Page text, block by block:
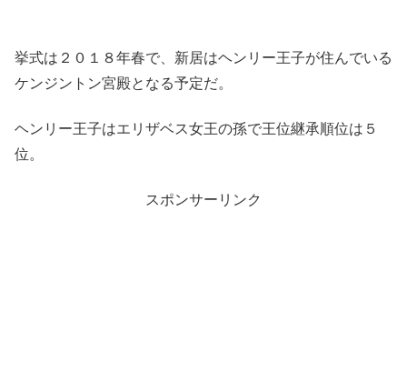
挙式は２０１８年春で、新居はヘンリー王子が住んでいる
ケンジントン宮殿となる予定だ。
ヘンリー王子はエリザベス女王の孫で王位継承順位は５
位。
スポンサーリンク